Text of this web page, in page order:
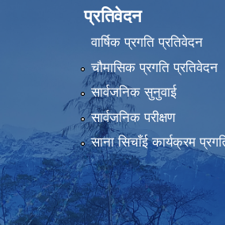
प्रतिवेदन
वार्षिक प्रगति प्रतिवेदन
चौमासिक प्रगति प्रतिवेदन
सार्वजनिक सुनुवाई
सार्वजनिक परीक्षण
साना सिचाँई कार्यक्रम